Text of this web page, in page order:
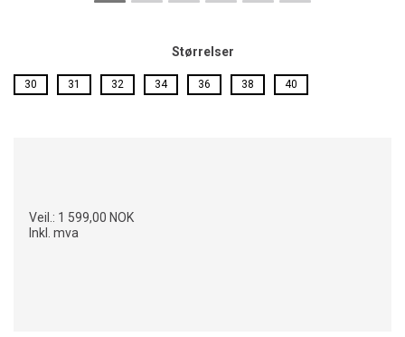
Størrelser
30 31 32 34 36 38 40
Veil.: 1 599,00 NOK
Inkl. mva